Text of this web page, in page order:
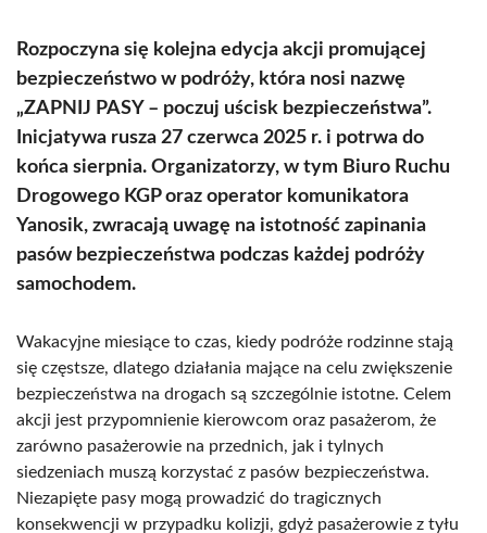
Rozpoczyna się kolejna edycja akcji promującej
bezpieczeństwo w podróży, która nosi nazwę
„ZAPNIJ PASY – poczuj uścisk bezpieczeństwa”.
Inicjatywa rusza 27 czerwca 2025 r. i potrwa do
końca sierpnia. Organizatorzy, w tym Biuro Ruchu
Drogowego KGP oraz operator komunikatora
Yanosik, zwracają uwagę na istotność zapinania
pasów bezpieczeństwa podczas każdej podróży
samochodem.
Wakacyjne miesiące to czas, kiedy podróże rodzinne stają
się częstsze, dlatego działania mające na celu zwiększenie
bezpieczeństwa na drogach są szczególnie istotne. Celem
akcji jest przypomnienie kierowcom oraz pasażerom, że
zarówno pasażerowie na przednich, jak i tylnych
siedzeniach muszą korzystać z pasów bezpieczeństwa.
Niezapięte pasy mogą prowadzić do tragicznych
konsekwencji w przypadku kolizji, gdyż pasażerowie z tyłu